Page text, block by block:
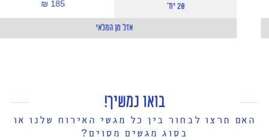
אזל מן המלאי
בואו נמשיך!
האם תרצו לבחור בין כל מגשי האירוח שלנו או
בסוג מגשים מסוים?